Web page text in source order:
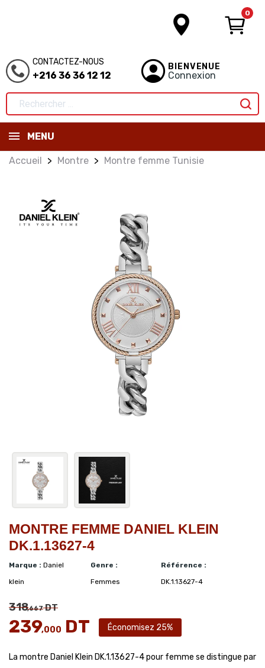
0
CONTACTEZ-NOUS
+216 36 36 12 12
BIENVENUE
Connexion
MENU
Accueil Montre Montre femme Tunisie
MONTRE FEMME DANIEL KLEIN
DK.1.13627-4
Marque : Daniel
klein
Genre :
Femmes
Référence :
DK.1.13627-4
318,667DT
239,000 DT Économisez 25%
La montre Daniel Klein DK.1.13627-4 pour femme se distingue par